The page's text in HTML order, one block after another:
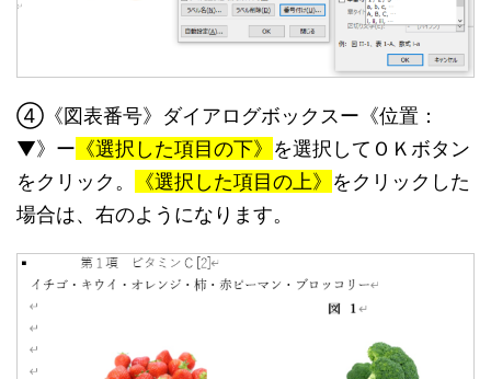
④《図表番号》ダイアログボックスー《位置：
▼》ー 《選択した項目の下》 を選択してＯＫボタン
をクリック。
《選択した項目の上》 をクリックした
場合は、右のようになります。